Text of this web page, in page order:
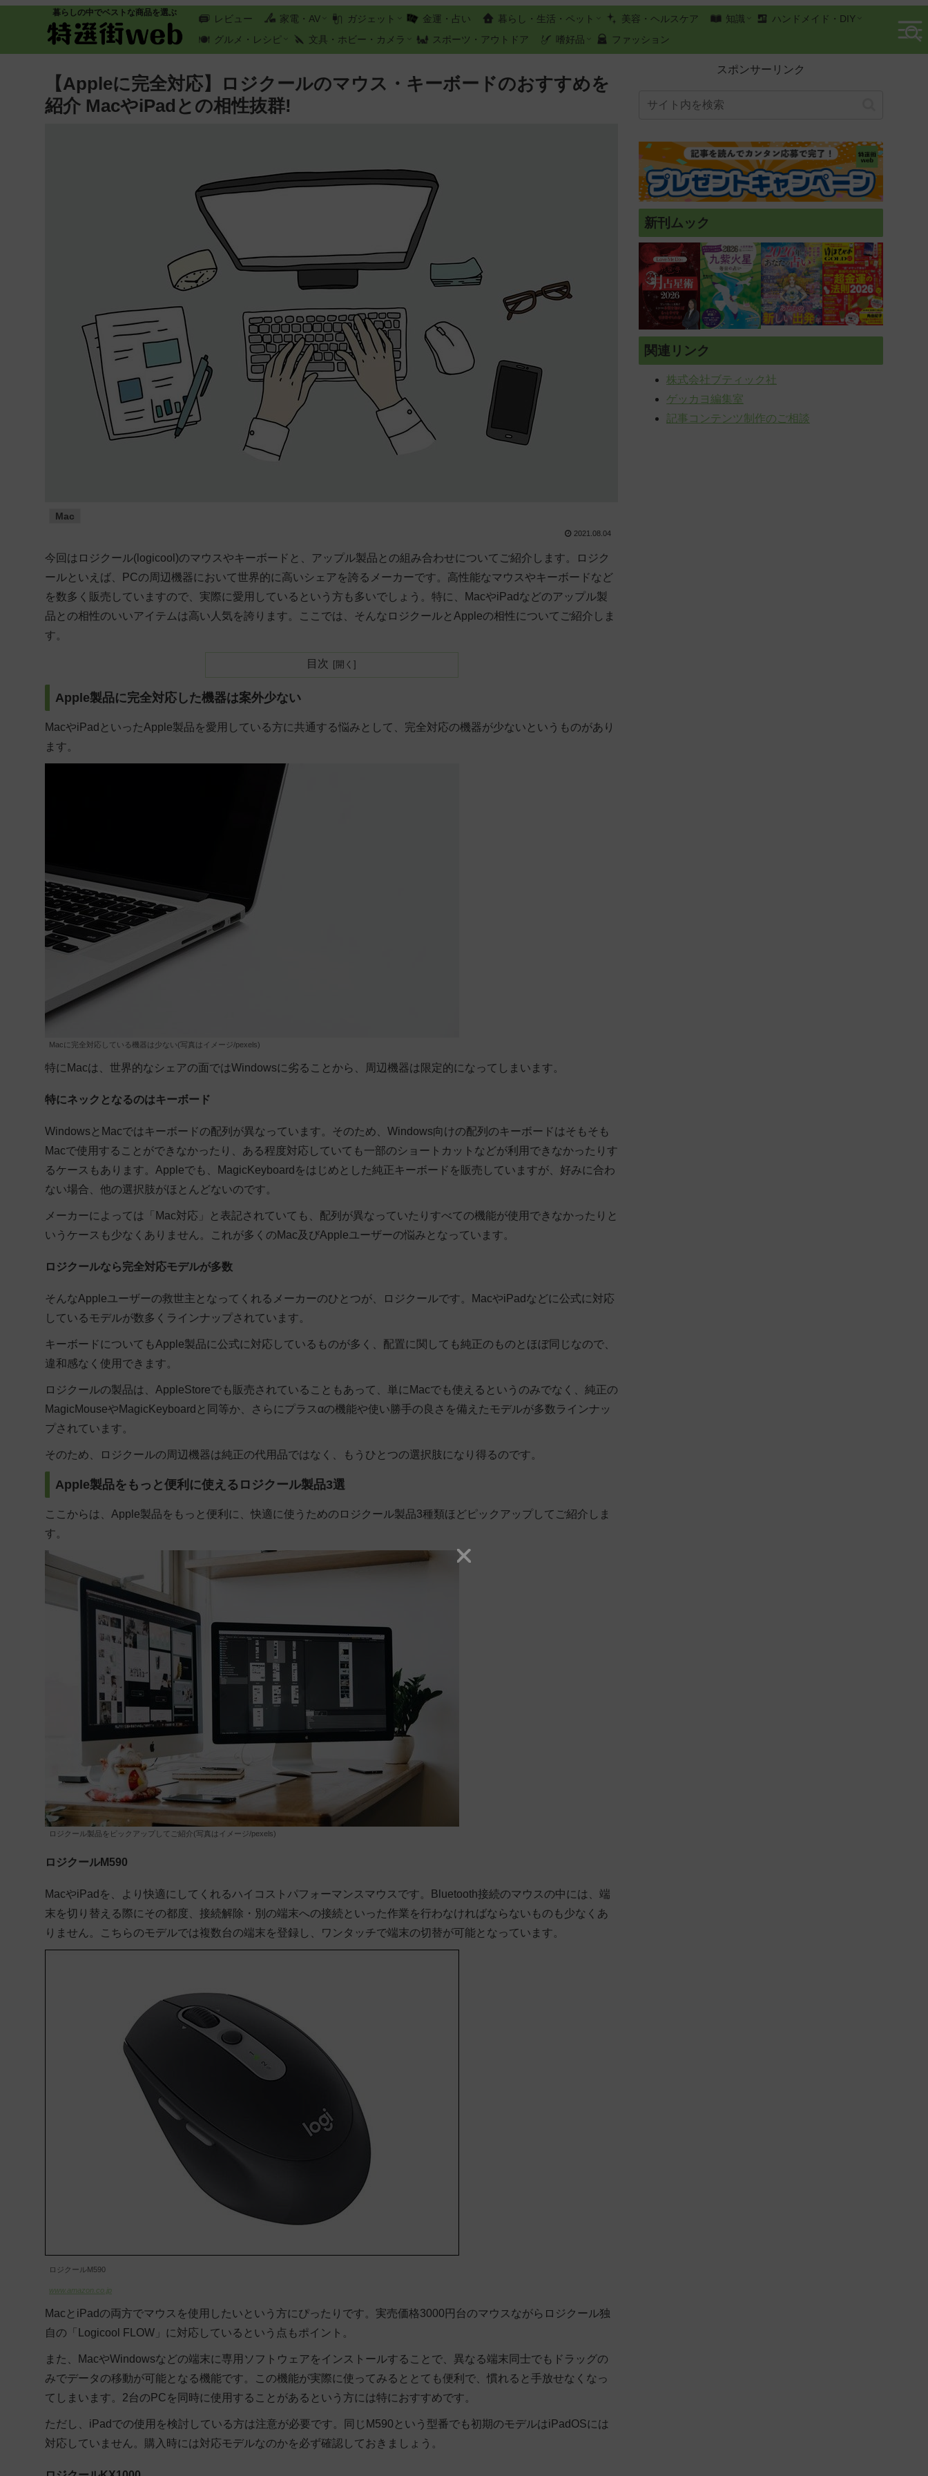
暮らしの中でベストな商品を選ぶ
レビュー 家電・AV ガジェット 金運・占い 暮らし・生活・ペット 美容・ヘルスケア 知識
ハンドメイド・DIY
グルメ・レシピ
文具・ホビー・カメラ スポーツ・アウトドア 嗜好品 ファッション
【Appleに完全対応】ロジクールのマウス・キーボードのおすすめを
紹介 MacやiPadとの相性抜群!
Mac
2021.08.04
今回はロジクール(logicool)のマウスやキーボードと、アップル製品との組み合わせについてご紹介します。ロジク
ールといえば、PCの周辺機器において世界的に高いシェアを誇るメーカーです。高性能なマウスやキーボードなど
を数多く販売していますので、実際に愛用しているという方も多いでしょう。特に、MacやiPadなどのアップル製
品との相性のいいアイテムは高い人気を誇ります。ここでは、そんなロジクールとAppleの相性についてご紹介しま
す。
目次
Apple製品に完全対応した機器は案外少ない
MacやiPadといったApple製品を愛用している方に共通する悩みとして、完全対応の機器が少ないというものがあり
ます。
Macに完全対応している機器は少ない(写真はイメージ/pexels)
特にMacは、世界的なシェアの面ではWindowsに劣ることから、周辺機器は限定的になってしまいます。
特にネックとなるのはキーボード
WindowsとMacではキーボードの配列が異なっています。そのため、Windows向けの配列のキーボードはそもそも
Macで使用することができなかったり、ある程度対応していても一部のショートカットなどが利用できなかったりす
るケースもあります。Appleでも、MagicKeyboardをはじめとした純正キーボードを販売していますが、好みに合わ
ない場合、他の選択肢がほとんどないのです。
メーカーによっては「Mac対応」と表記されていても、配列が異なっていたりすべての機能が使用できなかったりと
いうケースも少なくありません。これが多くのMac及びAppleユーザーの悩みとなっています。
ロジクールなら完全対応モデルが多数
そんなAppleユーザーの救世主となってくれるメーカーのひとつが、ロジクールです。MacやiPadなどに公式に対応
しているモデルが数多くラインナップされています。
キーボードについてもApple製品に公式に対応しているものが多く、配置に関しても純正のものとほぼ同じなので、
違和感なく使用できます。
ロジクールの製品は、AppleStoreでも販売されていることもあって、単にMacでも使えるというのみでなく、純正の
MagicMouseやMagicKeyboardと同等か、さらにプラスαの機能や使い勝手の良さを備えたモデルが多数ラインナッ
プされています。
そのため、ロジクールの周辺機器は純正の代用品ではなく、もうひとつの選択肢になり得るのです。
Apple製品をもっと便利に使えるロジクール製品3選
ここからは、Apple製品をもっと便利に、快適に使うためのロジクール製品3種類ほどピックアップしてご紹介しま
す。
ロジクール製品をピックアップしてご紹介(写真はイメージ/pexels)
ロジクールM590
MacやiPadを、より快適にしてくれるハイコストパフォーマンスマウスです。Bluetooth接続のマウスの中には、端
末を切り替える際にその都度、接続解除・別の端末への接続といった作業を行わなければならないものも少なくあ
りません。こちらのモデルでは複数台の端末を登録し、ワンタッチで端末の切替が可能となっています。
ロジクールM590
www.amazon.co.jp
MacとiPadの両方でマウスを使用したいという方にぴったりです。実売価格3000円台のマウスながらロジクール独
自の「Logicool FLOW」に対応しているという点もポイント。
また、MacやWindowsなどの端末に専用ソフトウェアをインストールすることで、異なる端末同士でもドラッグの
みでデータの移動が可能となる機能です。この機能が実際に使ってみるととても便利で、慣れると手放せなくなっ
てしまいます。2台のPCを同時に使用することがあるという方には特におすすめです。
ただし、iPadでの使用を検討している方は注意が必要です。同じM590という型番でも初期のモデルはiPadOSには
対応していません。購入時には対応モデルなのかを必ず確認しておきましょう。
スポンサーリンク
新刊ムック
関連リンク
株式会社ブティック社
ゲッカヨ編集室
記事コンテンツ制作のご相談